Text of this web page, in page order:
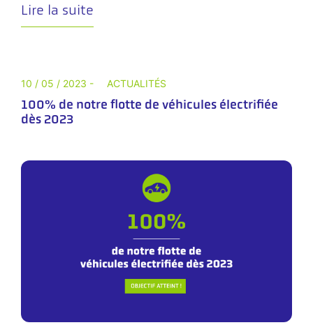
Lire la suite
10 / 05 / 2023 - ACTUALITÉS
100% de notre flotte de véhicules électrifiée
dès 2023